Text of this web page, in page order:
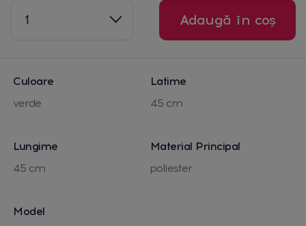
1 Adaugă în coș
Culoare
verde
Latime
45 cm
Lungime
45 cm
Material Principal
poliester
Model